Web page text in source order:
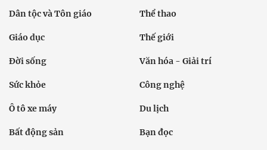
Dân tộc và Tôn giáo Thể thao
Giáo dục Thế giới
Đời sống Văn hóa - Giải trí
Sức khỏe Công nghệ
Ô tô xe máy Du lịch
Bất động sản Bạn đọc